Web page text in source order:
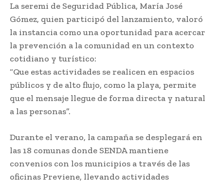
La seremi de Seguridad Pública, María José
Gómez, quien participó del lanzamiento, valoró
la instancia como una oportunidad para acercar
la prevención a la comunidad en un contexto
cotidiano y turístico:
“Que estas actividades se realicen en espacios
públicos y de alto flujo, como la playa, permite
que el mensaje llegue de forma directa y natural
a las personas”.
Durante el verano, la campaña se desplegará en
las 18 comunas donde SENDA mantiene
convenios con los municipios a través de las
oficinas Previene, llevando actividades